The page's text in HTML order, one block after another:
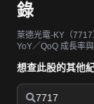
錄
萊德光電-KY（7717
YoY／QoQ 成長率
想查此股的其他
7717